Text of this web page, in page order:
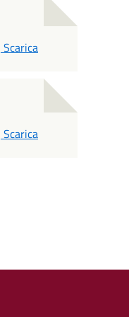
PDF
Scarica
PDF
Scarica